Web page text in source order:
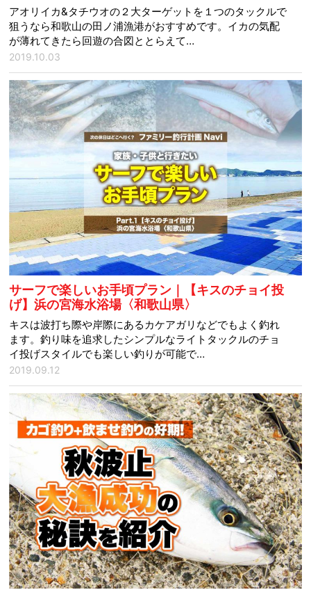
アオリイカ&タチウオの２大ターゲットを１つのタックルで
狙うなら和歌山の田ノ浦漁港がおすすめです。イカの気配
が薄れてきたら回遊の合図ととらえて…
2019.10.03
サーフで楽しいお手頃プラン｜【キスのチョイ投
げ】浜の宮海水浴場〈和歌山県〉
キスは波打ち際や岸際にあるカケアガリなどでもよく釣れ
ます。釣り味を追求したシンプルなライトタックルのチョ
イ投げスタイルでも楽しい釣りが可能で…
2019.09.12